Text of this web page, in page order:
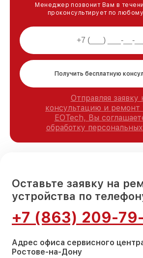
Менеджер позвонит Вам в
проконсультирует по
Получить бесплатную
Отправляя заявку
консультацию и ремонт
EOTech, Вы
обработку
Оставьте заявку на
устройства по
+7 (863) 209-
Адрес офиса сервисного
Ростове-на-Дону